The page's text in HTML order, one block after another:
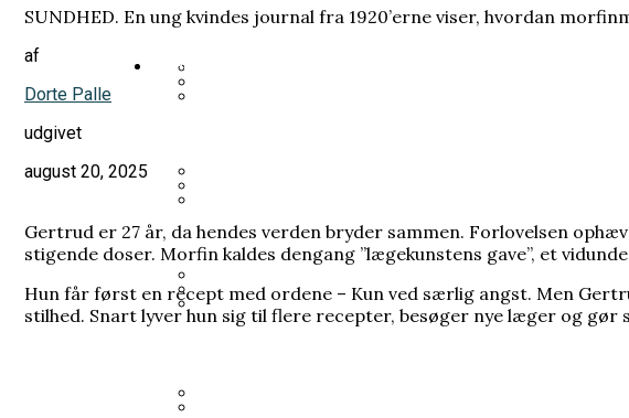
Prins Andrew planlægger sin egen
Prins Joachim gik fra arveprins til outsider, nu
Kronprins Håkon: Kronprinsesse Mette-Marit
Pia Kjærsgaard forlod sit parti og tog
Varde Kommune betalte millionbeløb til
Videnskab
Mange kender Schrödingers kat, men ingen
SUNDHED. En ung kvindes journal fra 1920’erne viser, hvordan
af
Dorte Palle
udgivet
august 20, 2025
Gertrud er 27 år, da hendes verden bryder sammen. Forlovelsen
stigende doser. Morfin kaldes dengang ”lægekunstens gave”, et
Hun får først en recept med ordene – Kun ved særlig angst. Men
stilhed. Snart lyver hun sig til flere recepter, besøger nye læger og